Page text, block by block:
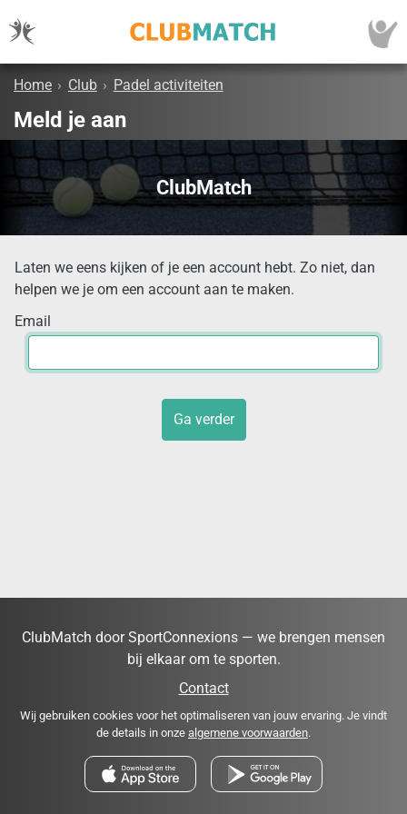
Home › Club › Padel activiteiten
Meld je aan
ClubMatch
Laten we eens kijken of je een account hebt. Zo niet, dan
helpen we je om een account aan te maken.
Email
Ga verder
ClubMatch door SportConnexions — we brengen mensen
bij elkaar om te sporten.
Contact
Wij gebruiken cookies voor het optimaliseren van jouw ervaring. Je vindt
de details in onze algemene voorwaarden.